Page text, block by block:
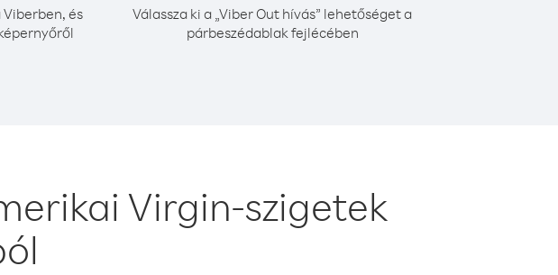
és
Válassza ki a „Viber Out hívás” lehetőséget a
párbeszédablak fejlécében
Virgin-szigetek